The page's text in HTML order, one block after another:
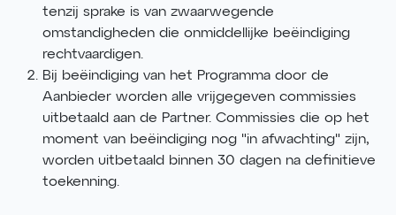
tenzij sprake is van zwaarwegende
omstandigheden die onmiddellijke beëindiging
rechtvaardigen.
Bij beëindiging van het Programma door de
Aanbieder worden alle vrijgegeven commissies
uitbetaald aan de Partner. Commissies die op het
moment van beëindiging nog "in afwachting" zijn,
worden uitbetaald binnen 30 dagen na definitieve
toekenning.